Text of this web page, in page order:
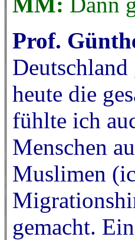
Prof.
heute die
fühlte ich
Menschen
Muslimen
gemacht.